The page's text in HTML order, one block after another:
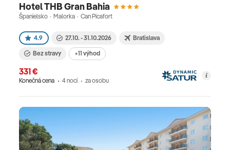
Hotel THB Gran Bahia
Španielsko · Malorka · Can Picafort
4.9 27.10. - 31.10.2026 Bratislava
Bez stravy +11 výhod
331 €
Konečná cena 4 nocí za osobu